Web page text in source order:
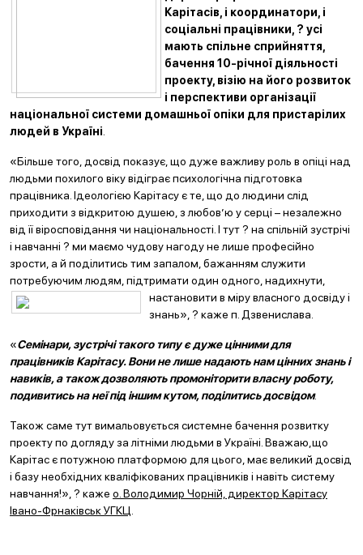
Карітасів, і координатори, і
соціальні працівники, ? усі
мають спільне сприйняття,
бачення 10-річної діяльності
проекту, візію на його розвиток
і перспективи організації
національної системи домашньої опіки для пристарілих
людей в Україні
«Більше того, досвід показує, що дуже важливу роль в опіці над
людьми похилого віку відіграє психологічна підготовка
працівника. Ідеологією Карітасу є те, що до людини слід
приходити з відкритою душею, з любов’ю у серці – незалежно
від її віросповідання чи національності. І тут ? на спільній зустрічі
і навчанні ? ми маємо чудову нагоду не лише професійно
зрости, а й поділитись тим запалом, бажанням служити
потребуючим людям, підтримати один одного, надихнути,
настановити в міру власного досвіду і
знань», ? каже п. Дзвенислава.
«Семінари, зустрічі такого типу є дуже цінними для
працівників Карітасу.Вони не лише надають нам цінних знань і
навиків, а також дозволяють промоніторити власну роботу,
подивитись на неї під іншим кутом, поділитись досвідом.
Також саме тут вимальовується системне бачення розвитку
проекту по догляду за літніми людьми в Україні. Вважаю,що
Карітас є потужною платформою для цього, має великий досвід
і базу необхідних кваліфікованих працівників і навіть систему
навчання!», ? каже о. Володимир Чорній, директор Карітасу
Івано-Фрнаківськ УГКЦ